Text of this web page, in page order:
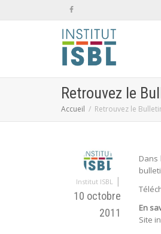
Retrouvez le
Accueil Retrouvez le
Institut ISBL |
10 octobre
2011
Dans
En
Site